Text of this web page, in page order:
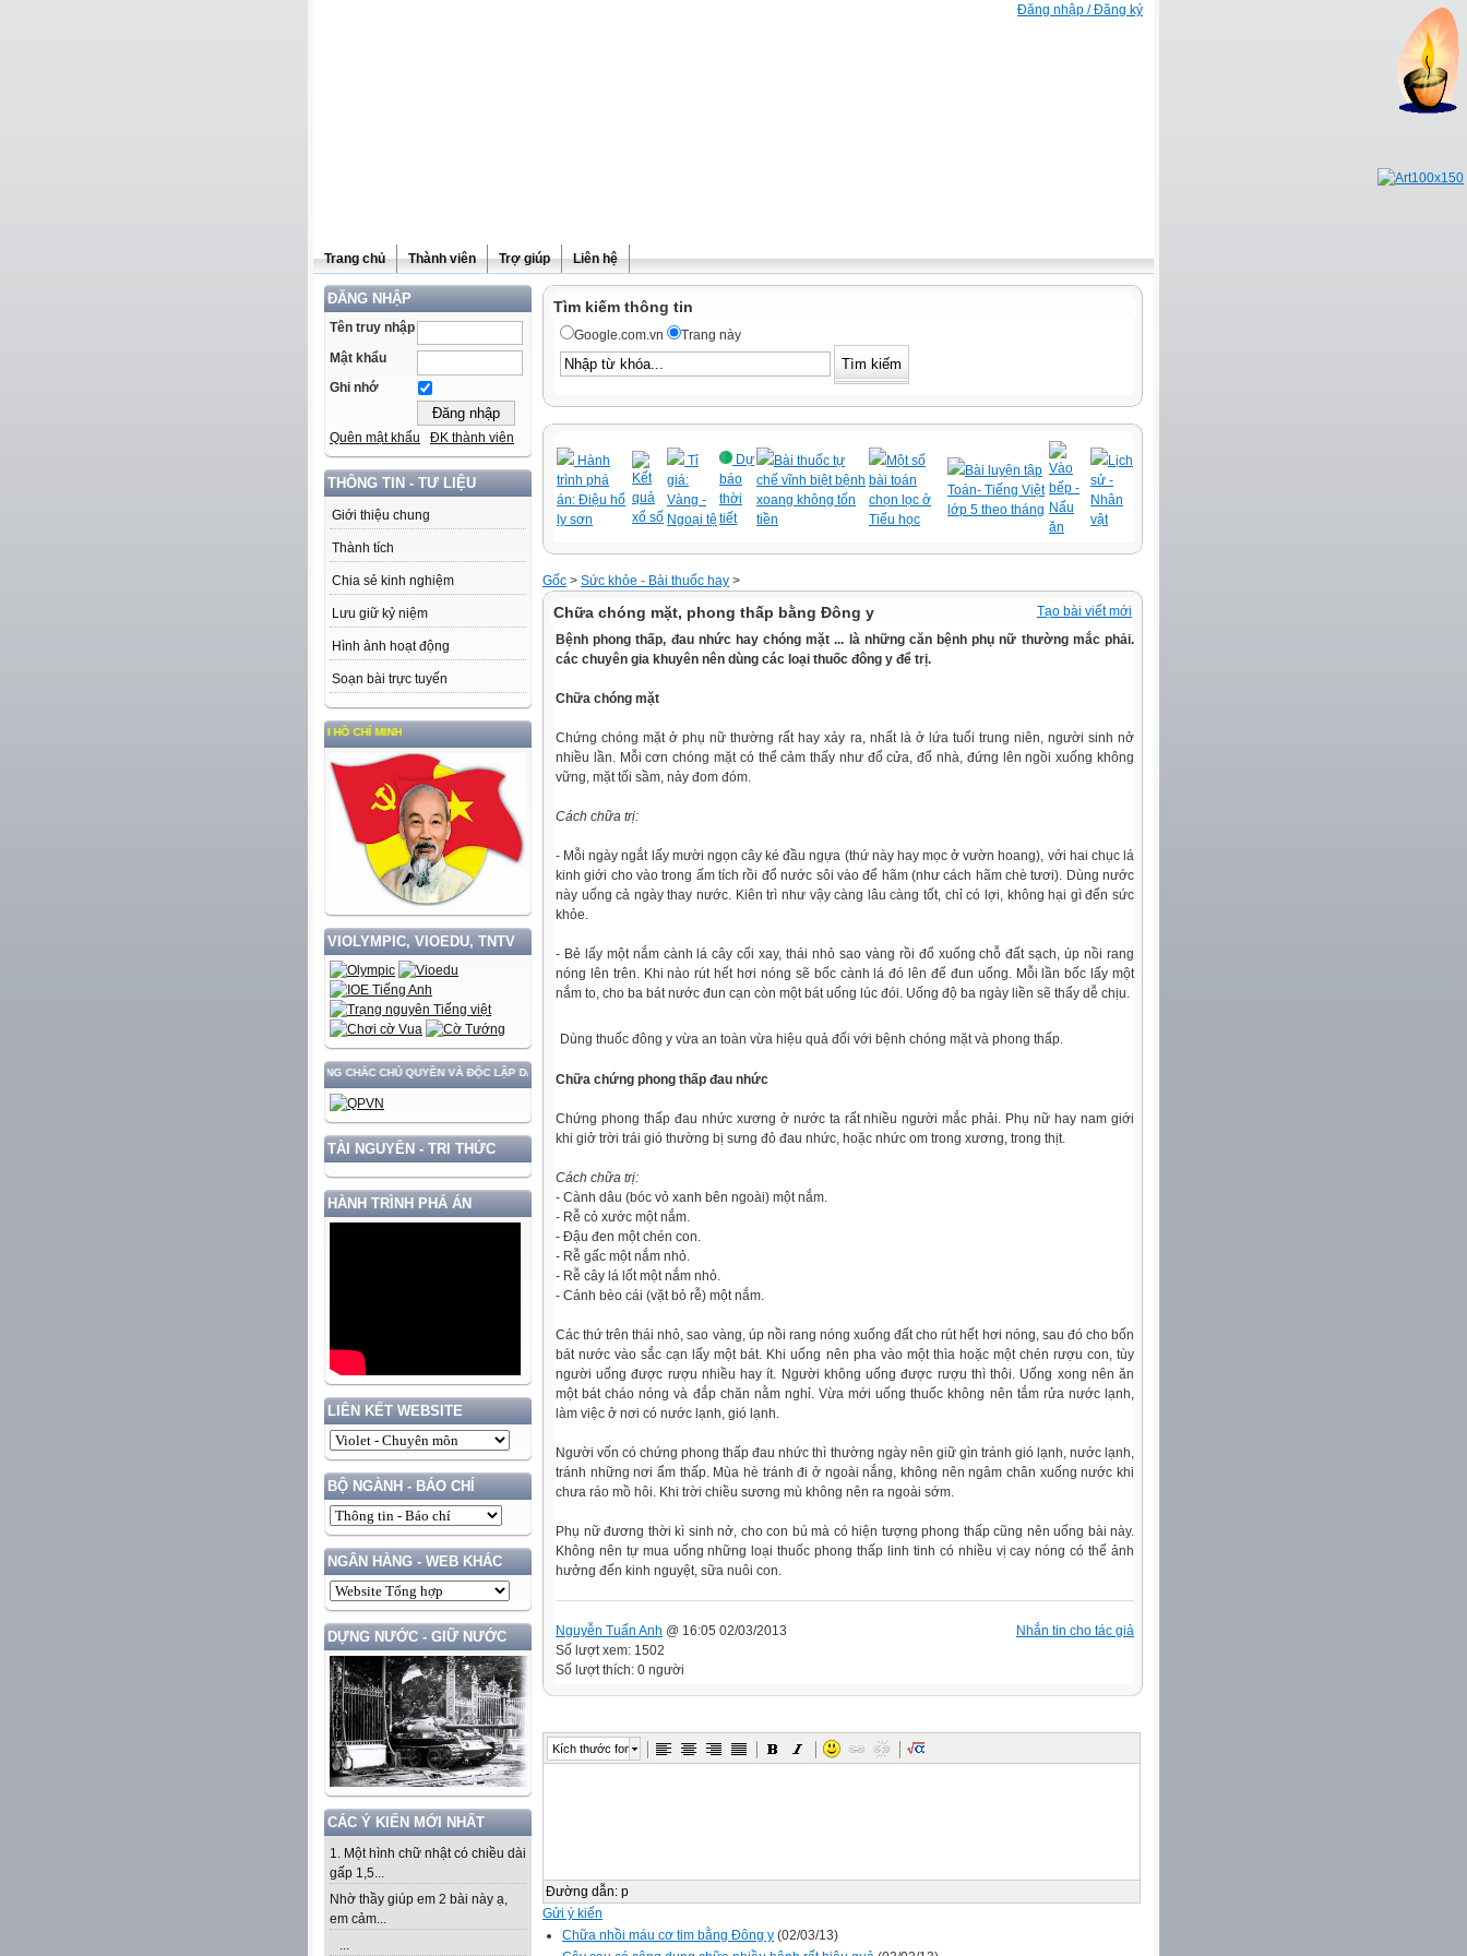
Đăng nhập / Đăng ký
Trang chủ Thành viên Trợ giúp Liên hệ
ĐĂNG NHẬP
Tên truy nhập
Mật khẩu
Ghi nhớ
Quên mật khẩu ĐK thành viên
THÔNG TIN - TƯ LIỆU
Giới thiệu chung
Thành tích
Chia sẻ kinh nghiệm
Lưu giữ kỷ niệm
Hình ảnh hoạt động
Soạn bài trực tuyến
VÀ LÀM THEO TƯ TƯỞNG, ĐẠO ĐỨC, PHONG CÁCH HỒ CHÍ MINH
VIOLYMPIC, VIOEDU, TNTV
VÀ PHÁT TRIỂN ĐẤT NƯỚC GẮN VỚI BẢO VỆ VỮNG CHẮC CHỦ QUYỀN VÀ ĐỘC LẬP DÂN TỘC!
TÀI NGUYÊN - TRI THỨC
HÀNH TRÌNH PHÁ ÁN
LIÊN KẾT WEBSITE
BỘ NGÀNH - BÁO CHÍ
NGÂN HÀNG - WEB KHÁC
DỰNG NƯỚC - GIỮ NƯỚC
CÁC Ý KIẾN MỚI NHẤT
1. Một hình chữ nhật có chiều dài
gấp 1,5...
Nhờ thầy giúp em 2 bài này ạ,
em cảm...
...
Tìm kiếm thông tin
Google.com.vn Trang này
Hành
trình phá
án: Điệu hổ
ly sơn
Kết
quả
xổ số
Tỉ
giá:
Vàng -
Ngoại tệ
Dự
báo
thời
tiết
Bài thuốc tự
chế vĩnh biệt bệnh
xoang không tốn
tiền
Một số
bài toán
chọn lọc ở
Tiểu học
Bài luyện tập
Toán- Tiếng Việt
lớp 5 theo tháng
Vào
bếp -
Nấu
ăn
Lịch
sử -
Nhân
vật
Gốc > Sức khỏe - Bài thuốc hay >
Tạo bài viết mới
Chữa chóng mặt, phong thấp bằng Đông y
Bệnh phong thấp, đau nhức hay chóng mặt ... là những căn bệnh phụ nữ thường mắc phải.
các chuyên gia khuyên nên dùng các loại thuốc đông y để trị.
Chữa chóng mặt
Chứng chóng mặt ở phụ nữ thường rất hay xảy ra, nhất là ở lứa tuổi trung niên, người sinh nở
nhiều lần. Mỗicơn chóng mặt có thể cảm thấy như đổ cửa, đổ nhà, đứng lên ngồi xuống không
vững, mặt tối sầm, nảy đom đóm.
Cách chữa trị:
- Mỗi ngày ngắt lấy mười ngọn cây ké đầu ngựa (thứ này hay mọc ở vườn hoang), với hai chục lá
kinh giới cho vào trong ấm tích rồi đổ nước sôi vào để hãm (như cách hãm chè tươi). Dùng nước
này uống cả ngày thay nước. Kiên trì như vậy càng lâu càng tốt, chỉ có lợi, không hại gì đến sức
khỏe.
- Bẻ lấy một nắm cành lá cây cối xay, thái nhỏ sao vàng rồi đổ xuống chỗ đất sạch, úp nồi rang
nóng lên trên. Khi nào rút hết hơi nóng sẽ bốc cành lá đó lên để đun uống. Mỗi lần bốc lấy một
nắm to, cho ba bát nước đun cạn còn một bát uống lúc đói. Uống độ ba ngày liền sẽ thấy dễ chịu.
Dùng thuốc đông y vừa an toàn vừa hiệu quả đối với bệnh chóng mặt và phong thấp.
Chữa chứng phong thấp đau nhức
Chứng phong thấp đau nhức xương ở nước ta rất nhiều người mắc phải. Phụ nữ hay nam giới
khi giở trời trái gió thường bị sưng đỏ đau nhức, hoặc nhức om trong xương, trong thịt.
Cách chữa trị:
- Cành dâu (bóc vỏ xanh bên ngoài) một nắm.
- Rễ cỏ xước một nắm.
- Đậu đen một chén con.
- Rễ gấc một nắm nhỏ.
- Rễ cây lá lốt một nắm nhỏ.
- Cánh bèo cái (vặt bỏ rễ) một nắm.
Các thứ trên thái nhỏ, sao vàng, úp nồi rang nóng xuống đất cho rút hết hơi nóng, sau đó cho bốn
bát nước vào sắc cạn lấy một bát. Khi uống nên pha vào một thìa hoặc một chén rượu con, tùy
người uống được rượu nhiều hay ít. Người không uống được rượu thì thôi. Uống xong nên ăn
một bát cháo nóng và đắp chăn nằm nghỉ. Vừa mới uống thuốc không nên tắm rửa nước lạnh,
làm việc ở nơi có nước lạnh, gió lạnh.
Người vốn có chứng phong thấp đau nhức thì thường ngày nên giữ gìn tránh gió lạnh, nước lạnh,
tránh những nơi ẩm thấp. Mùa hè tránh đi ở ngoài nắng, không nên ngâm chân xuống nước khi
chưa ráo mồ hôi. Khi trời chiều sương mù không nên ra ngoài sớm.
Phụ nữ đương thời kì sinh nở, cho con bú mà có hiện tượng phong thấp cũng nên uống bài này.
Không nên tự mua uống những loại thuốc phong thấp linh tinh có nhiều vị cay nóng có thể ảnh
hưởng đến kinh nguyệt, sữa nuôi con.
Nhắn tin cho tác giả
Nguyễn Tuấn Anh @ 16:05 02/03/2013
Số lượt xem: 1502
Số lượt thích: 0 người
Kích thước font
Đường dẫn: p
Gửi ý kiến
Chữa nhồi máu cơ tim bằng Đông y (02/03/13)